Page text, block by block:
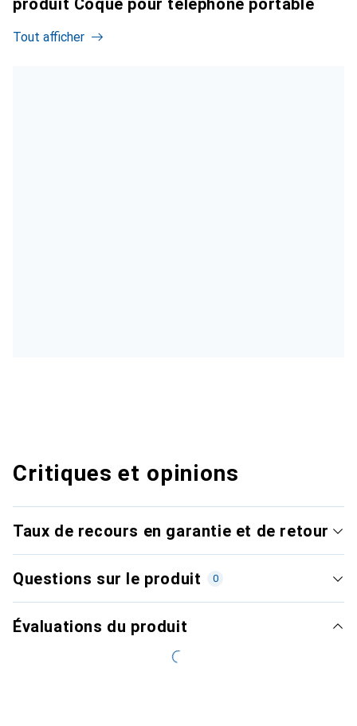
produit Coque pour téléphone portable
Tout afficher
Critiques et opinions
Taux de recours en garantie et de retour
Questions sur le produit 0
Évaluations du produit